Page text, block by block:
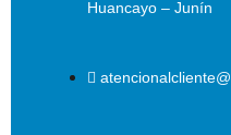
Huancayo – Junín